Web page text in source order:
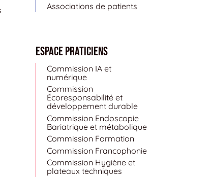
Associations de patients
Espace Praticiens
Commission IA et
numérique
Commission
Écoresponsabilité et
développement durable
Commission Endoscopie
Bariatrique et métabolique
Commission Formation
Commission Francophonie
Commission Hygiène et
plateaux techniques